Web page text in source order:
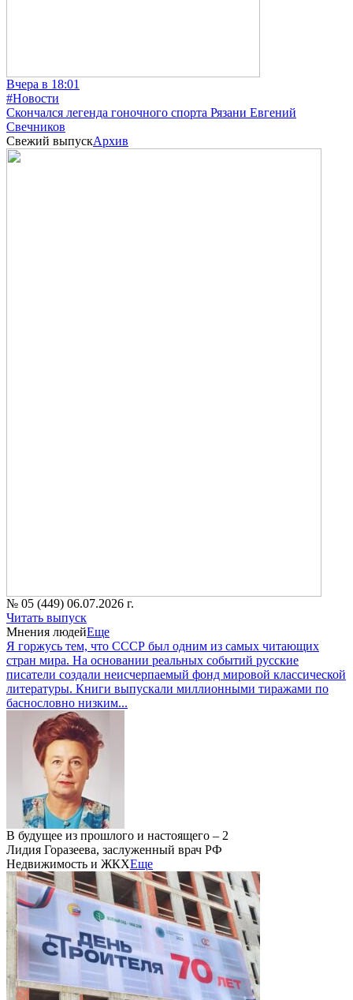
Вчера в 18:01
#Новости
Скончался легенда гоночного спорта Рязани Евгений
Свечников
Свежий выпускАрхив
№ 05 (449) 06.07.2026 г.
Читать выпуск
Мнения людейЕще
Я горжусь тем, что СССР был одним из самых читающих
стран мира. На основании реальных событий русские
писатели создали неисчерпаемый фонд мировой классической
литературы. Книги выпускали миллионными тиражами по
баснословно низким...
В будущее из прошлого и настоящего – 2
Лидия Горазеева, заслуженный врач РФ
Недвижимость и ЖКХЕще